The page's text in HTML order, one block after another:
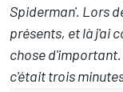
Spiderman'. Lors
présents, et là j'ai
chose
c'était trois